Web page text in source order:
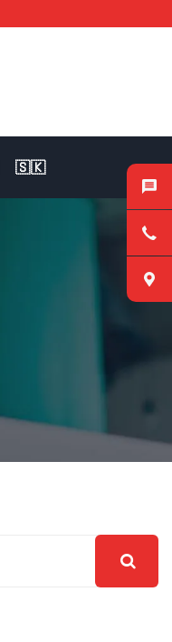
🇸🇰